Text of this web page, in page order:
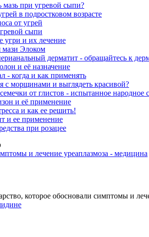
мазь при угревой сыпи?
в подростковом возрасте
от угрей
сыпи
угри и их лечение
мази Элоком
дерматит - обращайтесь к
и её назначение
- когда и как применять
с морщинами и выглядеть красивой?
от глистов - испытанное народное
и её применение
и как ее решить!
и ее применение
при розацее
и лечение уреаплазмоза - медицина
которое обосновали симптомы и